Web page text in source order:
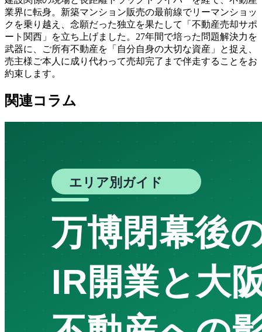
業界に転身。新築マンション販売の最前線でリーマンショッ
クを乗り越え、念願だった独立を果たして「不動産売却サポ
ート関西」を立ち上げました。27年間で培った問題解決力を
武器に、ご所有不動産を「自分自身の大切な資産」と捉え、
売主様ご本人に成り代わって売却完了まで伴走することをお
約束します。
関連コラム